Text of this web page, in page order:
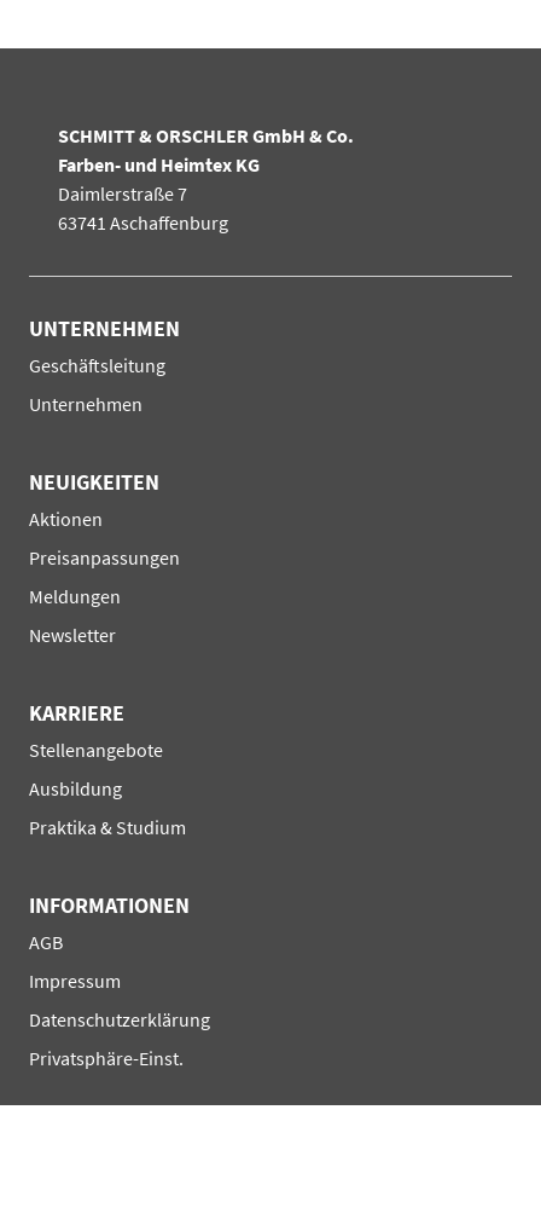
SCHMITT & ORSCHLER GmbH & Co.
Farben- und Heimtex KG
Daimlerstraße 7
63741 Aschaffenburg
UNTERNEHMEN
Navigation
überspringen
Geschäftsleitung
Unternehmen
NEUIGKEITEN
Navigation
überspringen
Aktionen
Preisanpassungen
Meldungen
Newsletter
KARRIERE
Navigation
überspringen
Stellenangebote
Ausbildung
Praktika & Studium
INFORMATIONEN
Navigation
überspringen
AGB
Impressum
Datenschutzerklärung
Privatsphäre-Einst.